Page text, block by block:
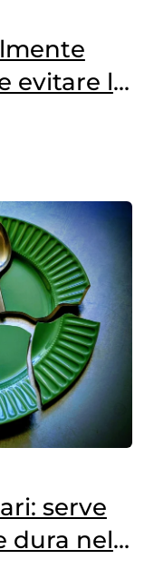
evitare le
serve
dura nel